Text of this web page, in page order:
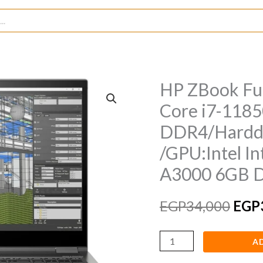
HP ZBook
Core i7-
DDR4/
/GPU:Intel
A3000 6GB
EGP34,000
was:
EGP
HP
ZBook
Fury
15
G8/Processor:Intel
Core
11850H/RAM:16GB
SSD